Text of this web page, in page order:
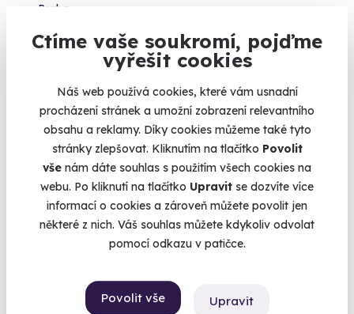
Ctíme vaše soukromí, pojďme
vyřešit cookies
Náš web používá cookies, které vám usnadní
procházení stránek a umožní zobrazení relevantního
obsahu a reklamy. Díky cookies můžeme také tyto
stránky zlepšovat. Kliknutím na tlačítko Povolit
vše nám dáte souhlas s použitím všech cookies na
webu. Po kliknutí na tlačítko Upravit se dozvíte více
informací o cookies a zároveň můžete povolit jen
některé z nich. Váš souhlas můžete kdykoliv odvolat
pomocí odkazu v patičce.
Povolit vše Upravit
Praha
1 900 Kč
Volný termín už 09. 08. 2026
Novinka
Exkluzivní plavba po Vltavě s čtyřchodovým